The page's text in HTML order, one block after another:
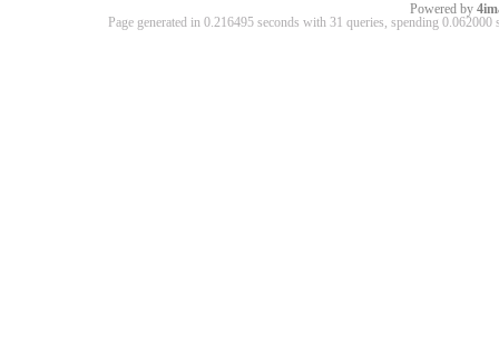
Powered by
Page generated in 0.216495 seconds with 31 queries, spending